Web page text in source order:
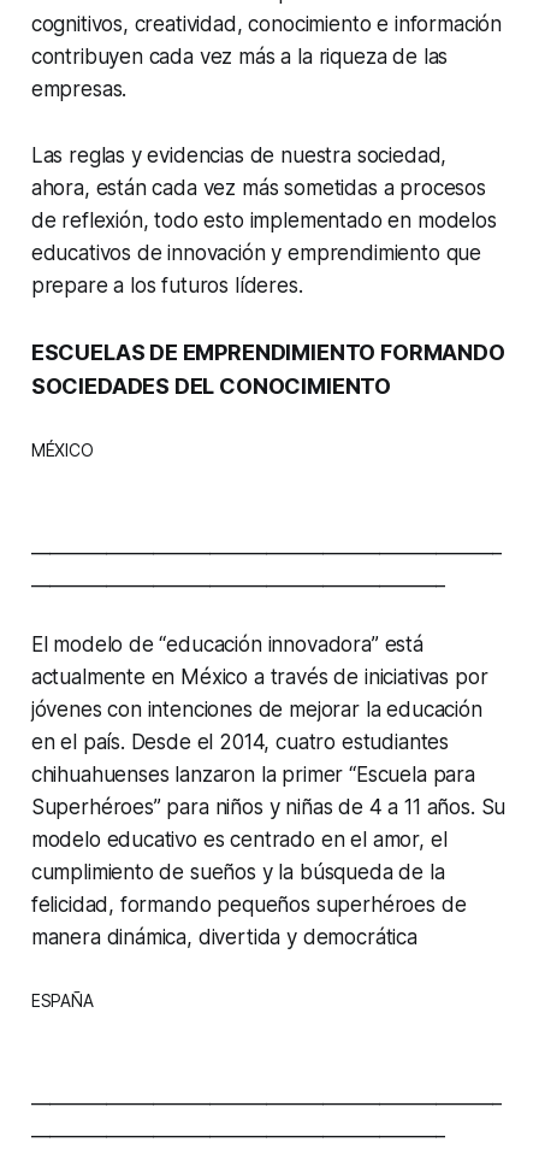
cognitivos, creatividad, conocimiento e información
contribuyen cada vez más a la riqueza de las
empresas.
Las reglas y evidencias de nuestra sociedad,
ahora, están cada vez más sometidas a procesos
de reflexión, todo esto implementado en modelos
educativos de innovación y emprendimiento que
prepare a los futuros líderes.
ESCUELAS DE EMPRENDIMIENTO FORMANDO
SOCIEDADES DEL CONOCIMIENTO
MÉXICO
El modelo de “educación innovadora” está
actualmente en México a través de iniciativas por
jóvenes con intenciones de mejorar la educación
en el país. Desde el 2014, cuatro estudiantes
chihuahuenses lanzaron la primer “Escuela para
Superhéroes” para niños y niñas de 4 a 11 años. Su
modelo educativo es centrado en el amor, el
cumplimiento de sueños y la búsqueda de la
felicidad, formando pequeños superhéroes de
manera dinámica, divertida y democrática
ESPAÑA